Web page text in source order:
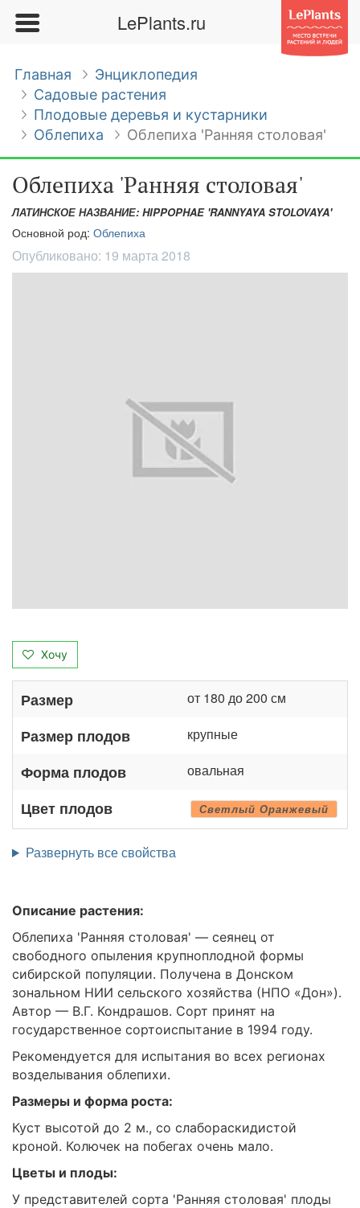
LePlants.ru
Главная
Энциклопедия
Садовые растения
Плодовые деревья и кустарники
Облепиха
Облепиха 'Ранняя столовая'
Облепиха 'Ранняя столовая'
ЛАТИНСКОЕ НАЗВАНИЕ: HIPPOPHAE 'RANNYAYA STOLOVAYA'
Основной род: Облепиха
Опубликовано: 19 марта 2018
Хочу
Размер от 180 до 200 см
Размер плодов крупные
Форма плодов овальная
Цвет плодов Светлый Оранжевый
Развернуть все свойства
Описание растения:
Облепиха 'Ранняя столовая' — сеянец от
свободного опыления крупноплодной формы
сибирской популяции. Получена в Донском
зональном НИИ сельского хозяйства (НПО «Дон»).
Автор — В.Г. Кондрашов. Сорт принят на
государственное сортоиспытание в 1994 году.
Рекомендуется для испытания во всех регионах
возделывания облепихи.
Размеры и форма роста:
Куст высотой до 2 м., со слабораскидистой
кроной. Колючек на побегах очень мало.
Цветы и плоды:
У представителей сорта 'Ранняя столовая' плоды